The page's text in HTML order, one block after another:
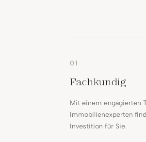
01
Fachkundig
Mit einem engagierten
Immobilienexperten
Investition für Sie.